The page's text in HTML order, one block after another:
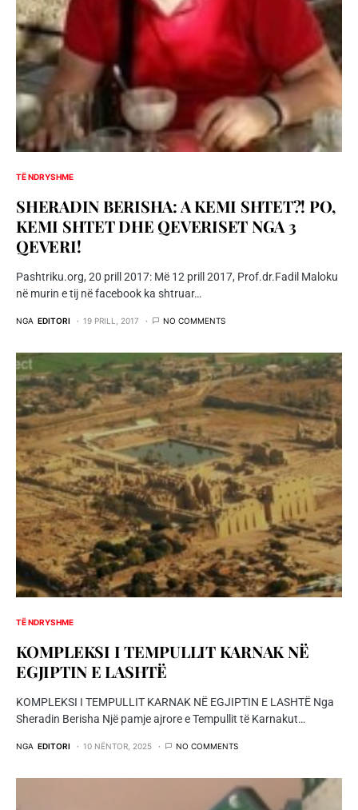
TË NDRYSHME
SHERADIN BERISHA: A KEMI SHTET?! PO,
KEMI SHTET DHE QEVERISET NGA 3
QEVERI!
Pashtriku.org, 20 prill 2017: Më 12 prill 2017, Prof.dr.Fadil Maloku
në murin e tij në facebook ka shtruar…
NGA EDITORI 19 PRILL, 2017 NO COMMENTS
TË NDRYSHME
KOMPLEKSI I TEMPULLIT KARNAK NË
EGJIPTIN E LASHTË
KOMPLEKSI I TEMPULLIT KARNAK NË EGJIPTIN E LASHTË Nga
Sheradin Berisha Një pamje ajrore e Tempullit të Karnakut…
NGA EDITORI 10 NËNTOR, 2025 NO COMMENTS